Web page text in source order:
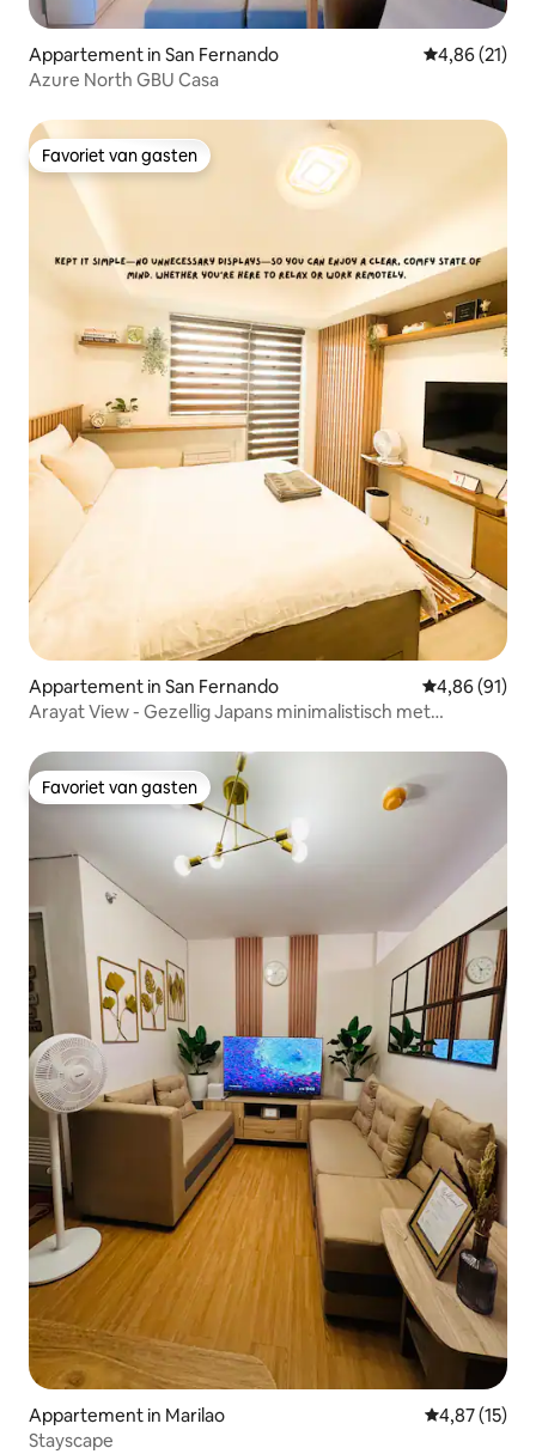
Appartement in San Fernando Gemiddelde
4,86 (21)
Azure North GBU Casa
Favoriet van gasten
Favoriet van gasten
Appartement in San Fernando Gemiddelde
4,86 (91)
Arayat View - Gezellig Japans minimalistisch met
Favoriet van gasten
Favoriet van gasten
Appartement in Marilao Gemiddelde
4,87 (15)
Stayscape